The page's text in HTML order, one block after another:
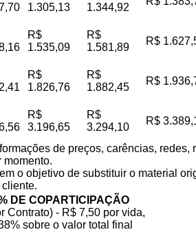
1.305,13
1.344,92
R$
1.535,09
R$
1.581,89
R$
R$
1.826,76
R$
1.882,45
R$
R$
3.196,65
R$
3.294,10
R$
de preços, carências,
momento.
o objetivo de substituir o material
DE COPARTICIPAÇÃO
Contrato) - R$ 7,50 por vida,
sobre o valor total final